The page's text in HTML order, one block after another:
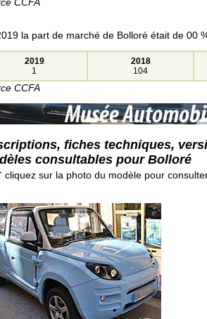
la part de marché de Bolloré était de 00
2019
1
2018
104
CCFA
fiches techniques,
consultables pour Bolloré
cliquez sur la photo du modèle pour